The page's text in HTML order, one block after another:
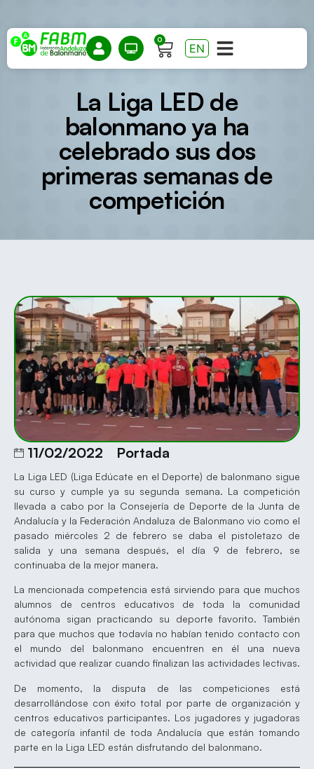
0
EN
La Liga LED de
balonmano ya ha
celebrado sus dos
primeras semanas de
competición
11/02/2022 Portada
La Liga LED (Liga Edúcate en el Deporte) de balonmano sigue
su curso y cumple ya su segunda semana. La competición
llevada a cabo por la Consejería de Deporte de la Junta de
Andalucía y la Federación Andaluza de Balonmano vio como el
pasado miércoles 2 de febrero se daba el pistoletazo de
salida y una semana después, el día 9 de febrero, se
continuaba de la mejor manera.
La mencionada competencia está sirviendo para que muchos
alumnos de centros educativos de toda la comunidad
autónoma sigan practicando su deporte favorito. También
para que muchos que todavía no habían tenido contacto con
el mundo del balonmano encuentren en él una nueva
actividad que realizar cuando finalizan las actividades lectivas.
De momento, la disputa de las competiciones está
desarrollándose con éxito total por parte de organización y
centros educativos participantes. Los jugadores y jugadoras
de categoría infantil de toda Andalucía que están tomando
parte en la Liga LED están disfrutando del balonmano.